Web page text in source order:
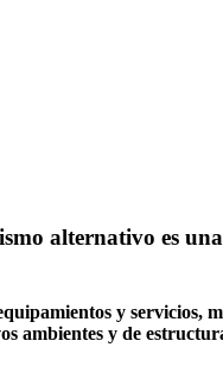
alternativo es
y
ambientes y de